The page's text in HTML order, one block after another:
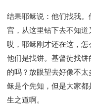
结果耶稣说：他们找我
宫，从这里钻下去不知道
哎，耶稣刚才还在这，怎
他们是找饼。基督徒找
的吗？放眼望去好像不
稣是个先知，但是大家
生之道啊。